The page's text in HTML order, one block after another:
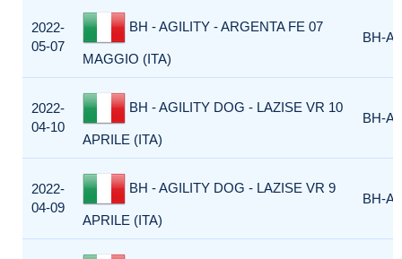
2022-
05-07
BH - AGILITY - ARGENTA FE 07
MAGGIO (ITA)
BH-
2022-
04-10
BH - AGILITY DOG - LAZISE VR 10
APRILE (ITA)
BH-
2022-
04-09
BH - AGILITY DOG - LAZISE VR 9
APRILE (ITA)
BH-